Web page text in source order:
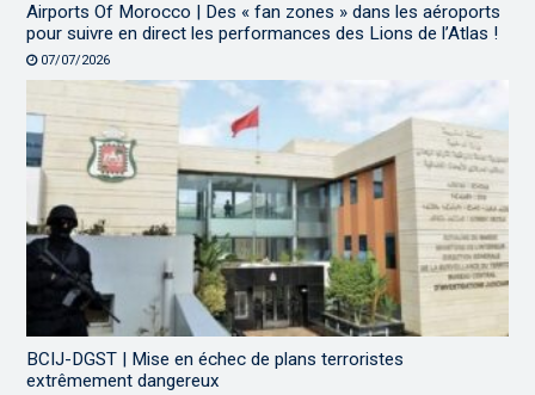
Airports Of Morocco | Des « fan zones » dans les aéroports
pour suivre en direct les performances des Lions de l’Atlas !
07/07/2026
BCIJ-DGST | Mise en échec de plans terroristes
extrêmement dangereux